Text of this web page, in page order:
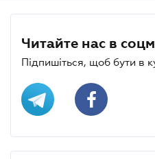
Читайте нас в
Підпишіться, щоб бути в